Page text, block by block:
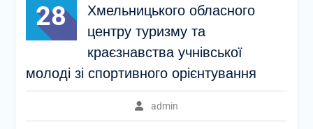
28
Хмельницького обласного
центру туризму та
краєзнавства учнівської
молоді зі спортивного орієнтування
admin